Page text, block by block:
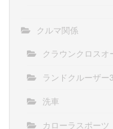
クルマ関係
クラウンクロスオ
ランドクルーザー
洗車
カローラスポーツ